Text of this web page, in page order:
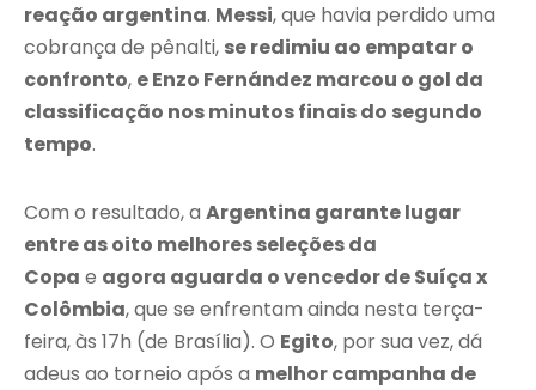
reação argentina. Messi, que havia perdido uma
cobrança de pênalti, se redimiu ao empatar o
confronto, e Enzo Fernández marcou o gol da
classificação nos minutos finais do segundo
tempo.
Com o resultado, a Argentina garante lugar
entre as oito melhores seleções da
Copa e agora aguarda o vencedor de Suíça x
Colômbia, que se enfrentam ainda nesta terça-
feira, às 17h (de Brasília). O Egito, por sua vez, dá
adeus ao torneio após a melhor campanha de